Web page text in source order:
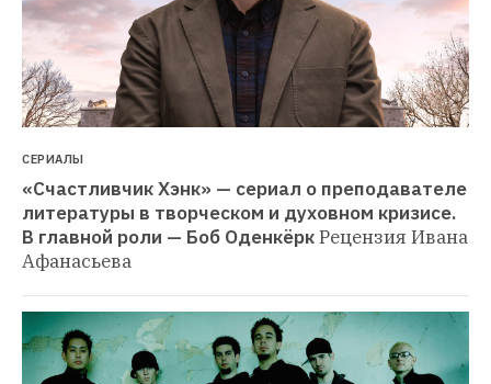
СЕРИАЛЫ
«Счастливчик Хэнк» — сериал о преподавателе
литературы в творческом и духовном кризисе.
В главной роли — Боб ОденкёркРецензия Ивана
Афанасьева